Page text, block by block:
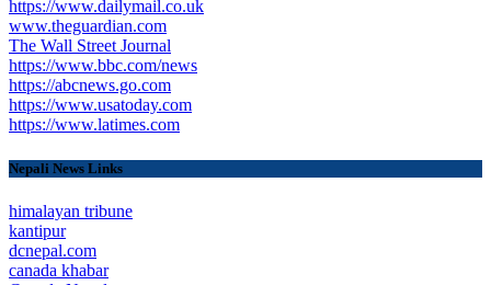
https://www.dailymail.co.uk
www.theguardian.com
The Wall Street Journal
https://www.bbc.com/news
https://abcnews.go.com
https://www.usatoday.com
https://www.latimes.com
Nepali News Links
himalayan tribune
kantipur
dcnepal.com
canada khabar